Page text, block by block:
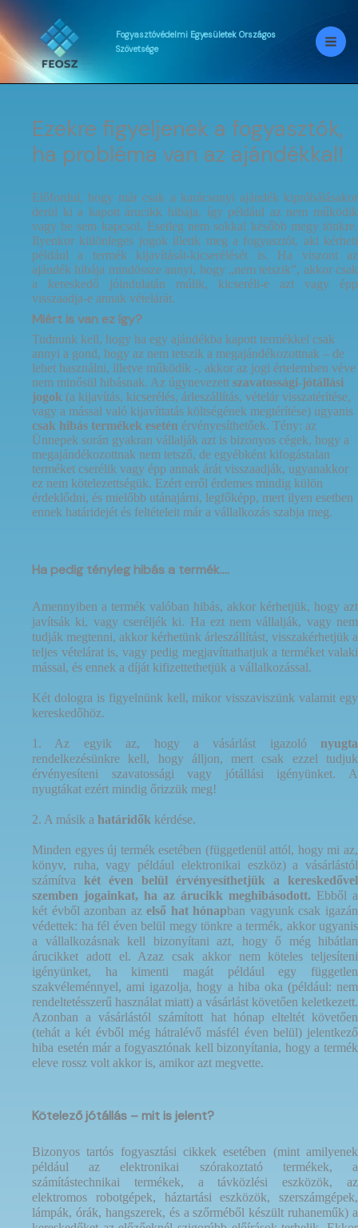
Skip
to
content
Fogyasztóvédelmi Egyesületek Országos
Szövetsége
Ezekre figyeljenek a fogyasztók,
ha probléma van az ajándékkal!
Előfordul, hogy már csak a karácsonyi ajándék kipróbálásakor
derül ki a kapott árucikk hibája, így például az nem működik
vagy be sem kapcsol. Esetleg nem sokkal később megy tönkre.
Ilyenkor különleges jogok illetik meg a fogyasztót, aki kérheti
például a termék kijavítását-kicserélését is. Ha viszont az
ajándék hibája mindössze annyi, hogy „nem tetszik”, akkor csak
a kereskedő jóindulatán múlik, kicseréli-e azt vagy épp
visszaadja-e annak vételárát.
Miért is van ez így?
Tudnunk kell, hogy ha egy ajándékba kapott termékkel csak
annyi a gond, hogy az nem tetszik a megajándékozottnak – de
lehet használni, illetve működik -, akkor az jogi értelemben véve
nem minősül hibásnak. Az úgynevezett szavatossági-jótállási
jogok (a kijavítás, kicserélés, árleszállítás, vételár visszatérítése,
vagy a mással való kijavíttatás költségének megtérítése) ugyanis
csak hibás termékek esetén érvényesíthetőek. Tény: az
Ünnepek során gyakran vállalják azt is bizonyos cégek, hogy a
megajándékozottnak nem tetsző, de egyébként kifogástalan
terméket cserélik vagy épp annak árát visszaadják, ugyanakkor
ez nem kötelezettségük. Ezért erről érdemes mindig külön
érdeklődni, és mielőbb utánajárni, legfőképp, mert ilyen esetben
ennek határidejét és feltételeit már a vállalkozás szabja meg.
Ha pedig tényleg hibás a termék….
Amennyiben a termék valóban hibás, akkor kérhetjük, hogy azt
javítsák ki, vagy cseréljék ki. Ha ezt nem vállalják, vagy nem
tudják megtenni, akkor kérhetünk árleszállítást, visszakérhetjük a
teljes vételárat is, vagy pedig megjavíttathatjuk a terméket valaki
mással, és ennek a díját kifizettethetjük a vállalkozással.
Két dologra is figyelnünk kell, mikor visszaviszünk valamit egy
kereskedőhöz.
1. Az egyik az, hogy a vásárlást igazoló nyugta
rendelkezésünkre kell, hogy álljon, mert csak ezzel tudjuk
érvényesíteni szavatossági vagy jótállási igényünket. A
nyugtákat ezért mindig őrizzük meg!
2. A másik a határidők kérdése.
Minden egyes új termék esetében (függetlenül attól, hogy mi az,
könyv, ruha, vagy például elektronikai eszköz) a vásárlástól
számítva két éven belül érvényesíthetjük a kereskedővel
szemben jogainkat, ha az árucikk meghibásodott. Ebből a
két évből azonban azelső hat hónapban vagyunk csak igazán
védettek: ha fél éven belül megy tönkre a termék, akkor ugyanis
a vállalkozásnak kell bizonyítani azt, hogy ő még hibátlan
árucikket adott el. Azaz csak akkor nem köteles teljesíteni
igényünket, ha kimenti magát például egy független
szakvéleménnyel, ami igazolja, hogy a hiba oka (például: nem
rendeltetésszerű használat miatt) a vásárlást követően keletkezett.
Azonban a vásárlástól számított hat hónap elteltét követően
(tehát a két évből még hátralévő másfél éven belül) jelentkező
hiba esetén már a fogyasztónak kell bizonyítania, hogy a termék
eleve rossz volt akkor is, amikor azt megvette.
Kötelező jótállás – mit is jelent?
Bizonyos tartós fogyasztási cikkek esetében (mint amilyenek
például az elektronikai szórakoztató termékek, a
számítástechnikai termékek, a távközlési eszközök, az
elektromos robotgépek, háztartási eszközök, szerszámgépek,
lámpák, órák, hangszerek, és a szőrméből készült ruhaneműk) a